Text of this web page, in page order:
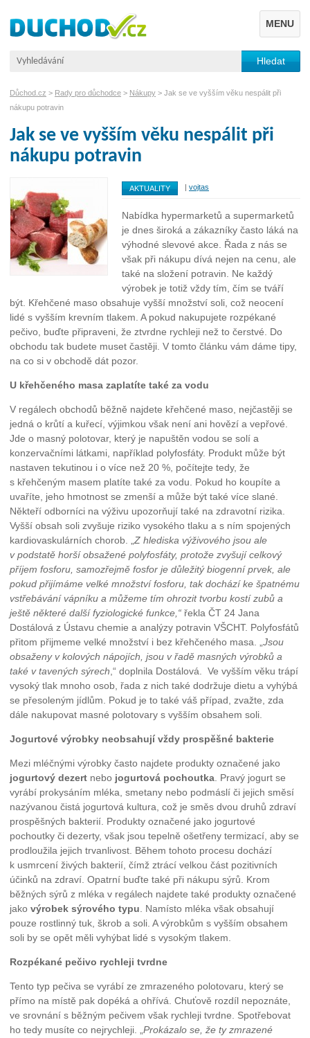
MENU
Důchod.cz > Rady pro důchodce > Nákupy > Jak se ve vyšším věku nespálit při
nákupu potravin
Jak se ve vyšším věku nespálit při
nákupu potravin
AKTUALITY vojtas
Nabídka hypermarketů a supermarketů
je dnes široká a zákazníky často láká na
výhodné slevové akce. Řada z nás se
však při nákupu dívá nejen na cenu, ale
také na složení potravin. Ne každý
výrobek je totiž vždy tím, čím se tváří
být. Křehčené maso obsahuje vyšší množství soli, což neocení
lidé s vyšším krevním tlakem. A pokud nakupujete rozpékané
pečivo, buďte připraveni, že ztvrdne rychleji než to čerstvé. Do
obchodu tak budete muset častěji. V tomto článku vám dáme tipy,
na co si v obchodě dát pozor.
U křehčeného masa zaplatíte také za vodu
V regálech obchodů běžně najdete křehčené maso, nejčastěji se
jedná o krůtí a kuřecí, výjimkou však není ani hovězí a vepřové.
Jde o masný polotovar, který je napuštěn vodou se solí a
konzervačními látkami, například polyfosfáty. Produkt může být
nastaven tekutinou i o více než 20 %, počítejte tedy, že
s křehčeným masem platíte také za vodu. Pokud ho koupíte a
uvaříte, jeho hmotnost se zmenší a může být také více slané.
Někteří odborníci na výživu upozorňují také na zdravotní rizika.
Vyšší obsah soli zvyšuje riziko vysokého tlaku a s ním spojených
kardiovaskulárních chorob. „Z hlediska výživového jsou ale
v podstatě horší obsažené polyfosfáty, protože zvyšují celkový
příjem fosforu, samozřejmě fosfor je důležitý biogenní prvek, ale
pokud přijímáme velké množství fosforu, tak dochází ke špatnému
vstřebávání vápníku a můžeme tím ohrozit tvorbu kostí zubů a
ještě některé další fyziologické funkce,“ řekla ČT 24 Jana
Dostálová z Ústavu chemie a analýzy potravin VŠCHT. Polyfosfátů
přitom přijmeme velké množství i bez křehčeného masa. „Jsou
obsaženy v kolových nápojích, jsou v řadě masných výrobků a
také v tavených sýrech,“ doplnila Dostálová. Ve vyšším věku trápí
vysoký tlak mnoho osob, řada z nich také dodržuje dietu a vyhýbá
se přesoleným jídlům. Pokud je to také váš případ, zvažte, zda
dále nakupovat masné polotovary s vyšším obsahem soli.
Jogurtové výrobky neobsahují vždy prospěšné bakterie
Mezi mléčnými výrobky často najdete produkty označené jako
jogurtový dezert nebo jogurtová pochoutka. Pravý jogurt se
vyrábí prokysáním mléka, smetany nebo podmáslí či jejich směsí
nazývanou čistá jogurtová kultura, což je směs dvou druhů zdraví
prospěšných bakterií. Produkty označené jako jogurtové
pochoutky či dezerty, však jsou tepelně ošetřeny termizací, aby se
prodloužila jejich trvanlivost. Během tohoto procesu dochází
k usmrcení živých bakterií, čímž ztrácí velkou část pozitivních
účinků na zdraví. Opatrní buďte také při nákupu sýrů. Krom
běžných sýrů z mléka v regálech najdete také produkty označené
jako výrobek sýrového typu. Namísto mléka však obsahují
pouze rostlinný tuk, škrob a soli. A výrobkům s vyšším obsahem
soli by se opět měli vyhýbat lidé s vysokým tlakem.
Rozpékané pečivo rychleji tvrdne
Tento typ pečiva se vyrábí ze zmrazeného polotovaru, který se
přímo na místě pak dopéká a ohřívá. Chuťově rozdíl nepoznáte,
ve srovnání s běžným pečivem však rychleji tvrdne. Spotřebovat
ho tedy musíte co nejrychleji. „Prokázalo se, že ty zmrazené